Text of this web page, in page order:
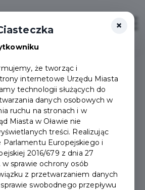
×
że tworząc i
internetowe Urzędu Miasta
technologii służących do
danych osobowych w
ruchu na stronach i w
Miasta w Oławie nie
treści. Realizując
Parlamentu Europejskiego i
2016/679 z dnia 27
w sprawie ochrony osób
z przetwarzaniem danych
swobodnego przepływu